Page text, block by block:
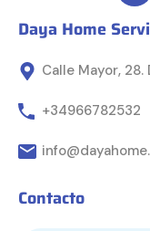
Daya Home
Calle Mayor, 28.
+34966782532
Contacto